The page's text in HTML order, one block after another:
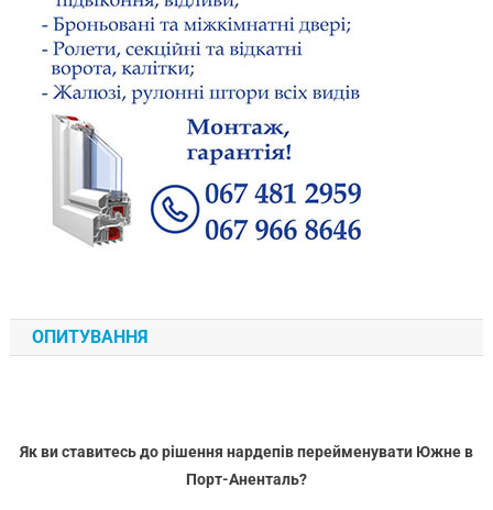
ОПИТУВАННЯ
Як ви ставитесь до рішення нардепів перейменувати Южне в
Порт-Аненталь?